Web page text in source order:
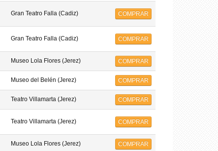
Gran Teatro Falla (Cadiz) COMPRAR
Gran Teatro Falla (Cadiz) COMPRAR
Museo Lola Flores (Jerez) COMPRAR
Museo del Belén (Jerez) COMPRAR
Teatro Villamarta (Jerez) COMPRAR
Teatro Villamarta (Jerez) COMPRAR
Museo Lola Flores (Jerez) COMPRAR